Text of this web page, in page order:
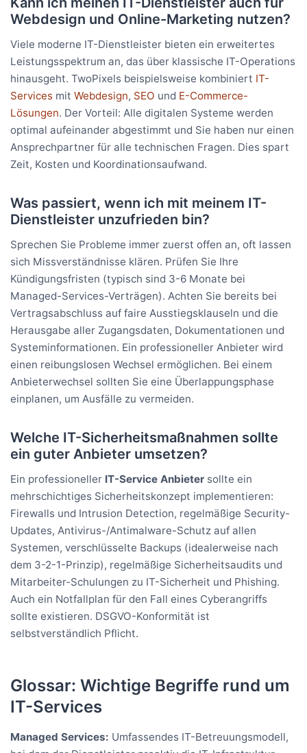
Webdesign und Online-Marketing nutzen?
Viele moderne IT-Dienstleister bieten ein erweitertes
Leistungsspektrum an, das über klassische IT-Operations
hinausgeht. TwoPixels beispielsweise kombiniert IT-
Services mit Webdesign, SEO und E-Commerce-
Lösungen. Der Vorteil: Alle digitalen Systeme werden
optimal aufeinander abgestimmt und Sie haben nur einen
Ansprechpartner für alle technischen Fragen. Dies spart
Zeit, Kosten und Koordinationsaufwand.
Was passiert, wenn ich mit meinem IT-
Dienstleister unzufrieden bin?
Sprechen Sie Probleme immer zuerst offen an, oft lassen
sich Missverständnisse klären. Prüfen Sie Ihre
Kündigungsfristen (typisch sind 3-6 Monate bei
Managed-Services-Verträgen). Achten Sie bereits bei
Vertragsabschluss auf faire Ausstiegsklauseln und die
Herausgabe aller Zugangsdaten, Dokumentationen und
Systeminformationen. Ein professioneller Anbieter wird
einen reibungslosen Wechsel ermöglichen. Bei einem
Anbieterwechsel sollten Sie eine Überlappungsphase
einplanen, um Ausfälle zu vermeiden.
Welche IT-Sicherheitsmaßnahmen sollte
ein guter Anbieter umsetzen?
Ein professioneller IT-Service Anbieter sollte ein
mehrschichtiges Sicherheitskonzept implementieren:
Firewalls und Intrusion Detection, regelmäßige Security-
Updates, Antivirus-/Antimalware-Schutz auf allen
Systemen, verschlüsselte Backups (idealerweise nach
dem 3-2-1-Prinzip), regelmäßige Sicherheitsaudits und
Mitarbeiter-Schulungen zu IT-Sicherheit und Phishing.
Auch ein Notfallplan für den Fall eines Cyberangriffs
sollte existieren. DSGVO-Konformität ist
selbstverständlich Pflicht.
Glossar: Wichtige Begriffe rund um
IT-Services
Managed Services: Umfassendes IT-Betreuungsmodell,